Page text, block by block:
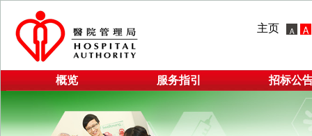
主页
概览 服务指引 招标公